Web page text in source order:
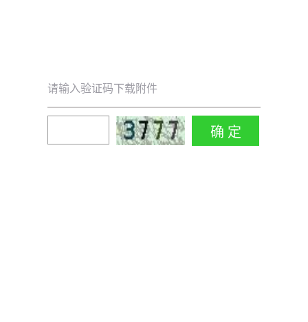
请输入验证码下载附件